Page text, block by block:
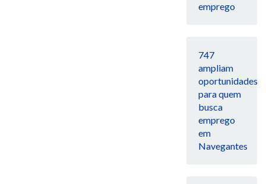
emprego
747
ampliam
oportunidades
para quem
busca
emprego
em
Navegantes